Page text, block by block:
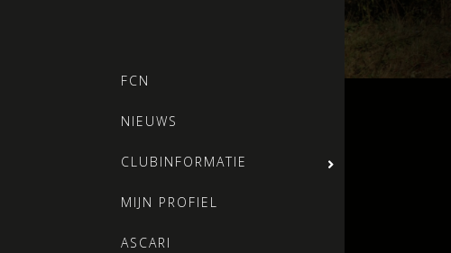
FCN
NIEUWS
CLUBINFORMATIE
MIJN PROFIEL
ASCARI